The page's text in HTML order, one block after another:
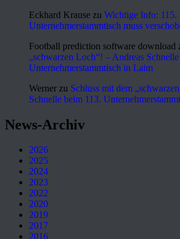
Eckhard Krause zu Wichtige Info: 115.
Unternehmerstammtisch muss
Football prediction software download
„schwarzen Loch“! – Andreas
Unternehmerstammtisch in Laim
Werner zu Schluss mit dem
Schnelle beim 113.
News-Archiv
2026
2025
2024
2023
2022
2020
2019
2017
2016